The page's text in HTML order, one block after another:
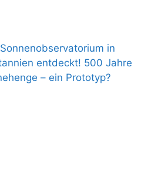
in
entdeckt! 500 Jahre
– ein Prototyp?